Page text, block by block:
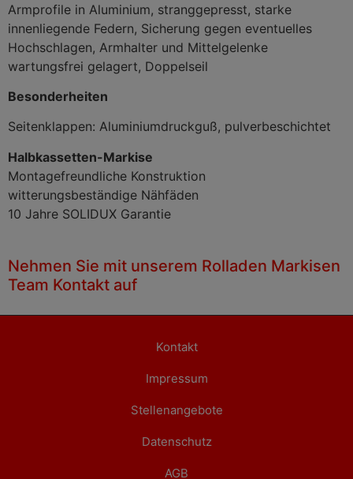
Armprofile in Aluminium, stranggepresst, starke
innenliegende Federn, Sicherung gegen eventuelles
Hochschlagen, Armhalter und Mittelgelenke
wartungsfrei gelagert, Doppelseil
Besonderheiten
Seitenklappen: Aluminiumdruckguß, pulverbeschichtet
Halbkassetten-Markise
Montagefreundliche Konstruktion
witterungsbeständige Nähfäden
10 Jahre SOLIDUX Garantie
Nehmen Sie mit unserem Rolladen Markisen
Team Kontakt auf
Kontakt
Impressum
Stellenangebote
Datenschutz
AGB